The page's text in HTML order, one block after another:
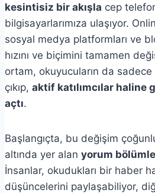
kesintisiz bir akışla cep
bilgisayarlarımıza ulaşıyor.
sosyal medya platformları ve
hızını ve biçimini tamamen
ortam, okuyucuların da sadece
çıkıp, aktif katılımcılar haline
açtı.
Başlangıçta, bu değişim
altında yer alan yorum
İnsanlar, okudukları bir haber
düşüncelerini paylaşabiliyor,